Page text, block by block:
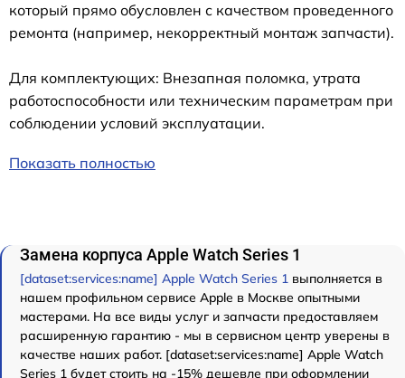
который прямо обусловлен с качеством проведенного
ремонта (например, некорректный монтаж запчасти).
Для комплектующих: Внезапная поломка, утрата
работоспособности или техническим параметрам при
соблюдении условий эксплуатации.
Показать полностью
Замена корпуса Apple Watch Series 1
[dataset:services:name] Apple Watch Series 1 выполняется в
нашем профильном сервисе Apple в Москве опытными
мастерами. На все виды услуг и запчасти предоставляем
расширенную гарантию - мы в сервисном центр уверены в
качестве наших работ. [dataset:services:name] Apple Watch
Series 1 будет стоить на -15% дешевле при оформлении